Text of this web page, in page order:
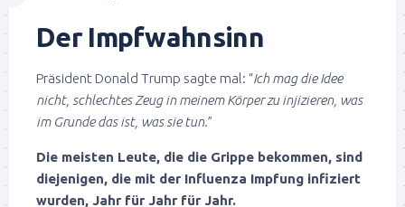
Der Impfwahnsinn
Präsident Donald Trump sagte mal: “Ich mag die Idee
nicht, schlechtes Zeug in meinem Körper zu injizieren, was
im Grunde das ist, was sie tun.”
Die meisten Leute, die die Grippe bekommen, sind
diejenigen, die mit der Influenza Impfung infiziert
wurden, Jahr für Jahr für Jahr.